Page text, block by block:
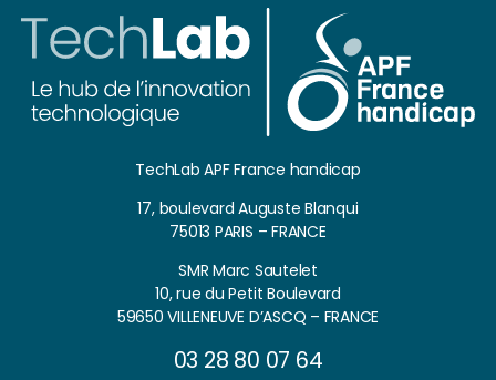
TechLab APF France handicap
17, boulevard Auguste Blanqui
75013 PARIS – FRANCE
SMR Marc Sautelet
10, rue du Petit Boulevard
59650 VILLENEUVE D’ASCQ – FRANCE
03 28 80 07 64